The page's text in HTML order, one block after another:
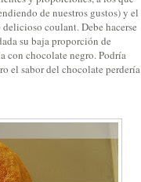
de nuestros gustos) y el
coulant. Debe hacerse
su baja proporción de
con chocolate negro. Podría
el sabor del chocolate perdería